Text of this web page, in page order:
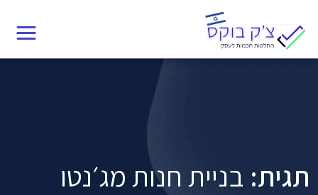
content
תגית:בניית חנות מג׳נטו
תגית: בניית חנות מג׳נטו